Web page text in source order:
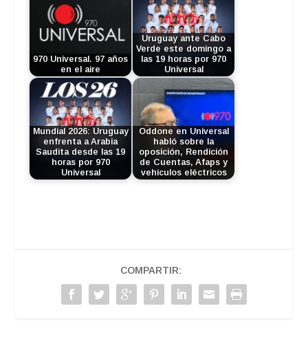
970 Universal. 97 años
en el aire
Uruguay ante Cabo
Verde este domingo a
las 19 horas por 970
Universal
Mundial 2026: Uruguay
enfrenta a Arabia
Saudita desde las 19
horas por 970
Universal
Oddone en Universal
habló sobre la
oposición, Rendición
de Cuentas, Afaps y
vehículos eléctricos
COMPARTIR: